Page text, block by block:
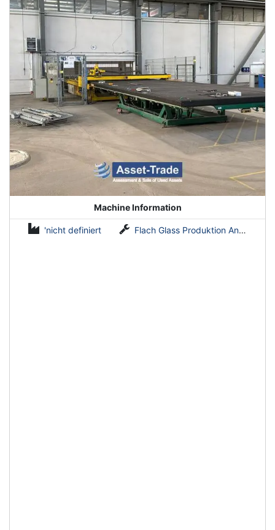
Machine Information
'nicht definiert Flach Glass Produktion Anlagen